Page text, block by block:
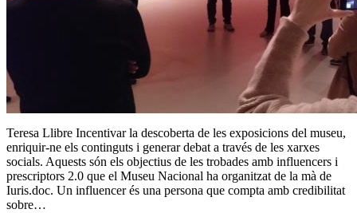
Teresa Llibre Incentivar la descoberta de les exposicions del museu,
enriquir-ne els continguts i generar debat a través de les xarxes
socials. Aquests són els objectius de les trobades amb influencers i
prescriptors 2.0 que el Museu Nacional ha organitzat de la mà de
Iuris.doc. Un influencer és una persona que compta amb credibilitat
sobre…